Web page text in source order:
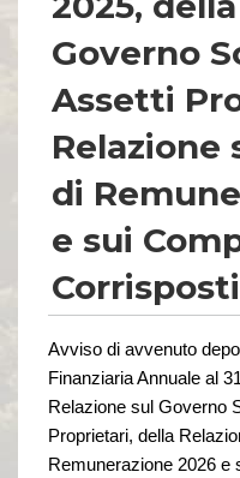
ETHICS OFFICE
Governo
Assetti
Relazione
di
e sui
Avviso di avvenuto
Finanziaria Annuale al
Relazione sul Governo
Proprietari, della
Remunerazione 2026 e